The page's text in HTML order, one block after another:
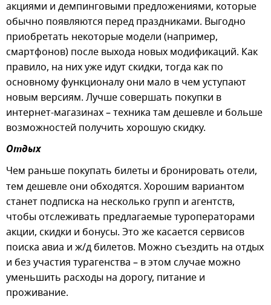
акциями и демпинговыми предложениями, которые
обычно появляются перед праздниками. Выгодно
приобретать некоторые модели (например,
смартфонов) после выхода новых модификаций. Как
правило, на них уже идут скидки, тогда как по
основному функционалу они мало в чем уступают
новым версиям. Лучше совершать покупки в
интернет-магазинах – техника там дешевле и больше
возможностей получить хорошую скидку.
Отдых
Чем раньше покупать билеты и бронировать отели,
тем дешевле они обходятся. Хорошим вариантом
станет подписка на несколько групп и агентств,
чтобы отслеживать предлагаемые туроператорами
акции, скидки и бонусы. Это же касается сервисов
поиска авиа и ж/д билетов. Можно съездить на отдых
и без участия турагенства – в этом случае можно
уменьшить расходы на дорогу, питание и
проживание.